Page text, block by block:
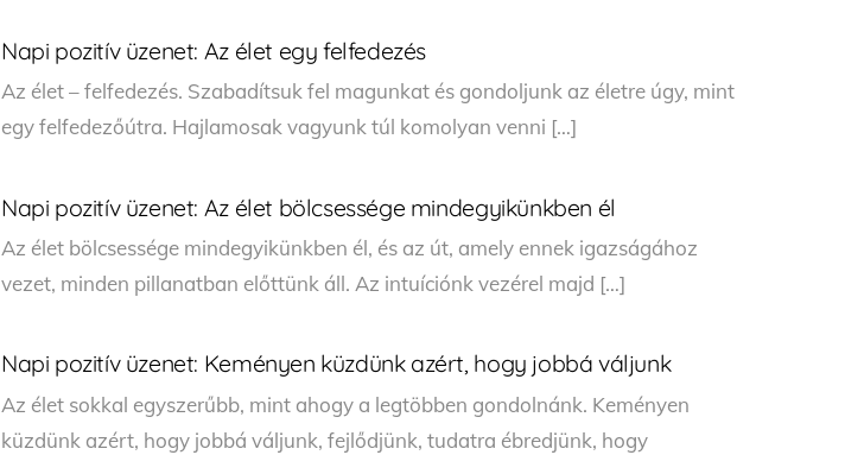
Napi pozitív üzenet: Az élet egy felfedezés
Az élet – felfedezés. Szabadítsuk fel magunkat és gondoljunk az életre úgy, mint
egy felfedezőútra. Hajlamosak vagyunk túl komolyan venni […]
Napi pozitív üzenet: Az élet bölcsessége mindegyikünkben él
Az élet bölcsessége mindegyikünkben él, és az út, amely ennek igazságához
vezet, minden pillanatban előttünk áll. Az intuíciónk vezérel majd […]
Napi pozitív üzenet: Keményen küzdünk azért, hogy jobbá váljunk
Az élet sokkal egyszerűbb, mint ahogy a legtöbben gondolnánk. Keményen
küzdünk azért, hogy jobbá váljunk, fejlődjünk, tudatra ébredjünk, hogy